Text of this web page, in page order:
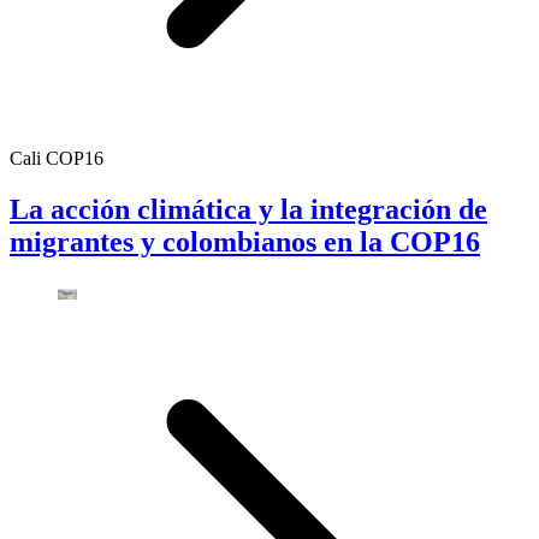
Cali COP16
La acción climática y la integración de
migrantes y colombianos en la COP16